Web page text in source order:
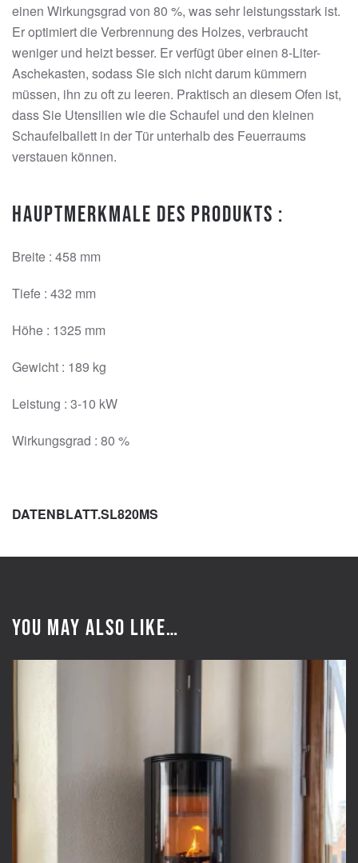
einen Wirkungsgrad von 80 %, was sehr leistungsstark ist.
Er optimiert die Verbrennung des Holzes, verbraucht
weniger und heizt besser. Er verfügt über einen 8-Liter-
Aschekasten, sodass Sie sich nicht darum kümmern
müssen, ihn zu oft zu leeren. Praktisch an diesem Ofen ist,
dass Sie Utensilien wie die Schaufel und den kleinen
Schaufelballett in der Tür unterhalb des Feuerraums
verstauen können.
Hauptmerkmale des Produkts :
Breite : 458 mm
Tiefe : 432 mm
Höhe : 1325 mm
Gewicht : 189 kg
Leistung : 3-10 kW
Wirkungsgrad : 80 %
DATENBLATT.SL820MS
You may also like…